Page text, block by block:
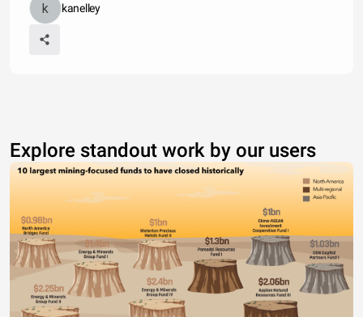
kanelley
Explore standout work by our users